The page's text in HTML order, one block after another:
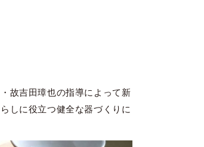
故吉田璋也の指導によって新
しに役立つ健全な器づくりに